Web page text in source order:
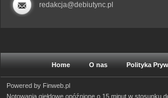
redakcja@debiutync.pl
Home O nas Polityka
Powered by Finweb.pl
Notowania giełdowe opóźnione o 15 minut w stosunku